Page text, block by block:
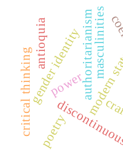
authoritarianism
power
gender identitymasculinities
poetry
critical thinking
antioquia